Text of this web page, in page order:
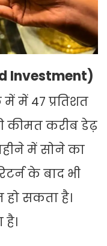
Investment)
में 47 प्रतिशत
कीमत करीब डेढ़
में सोने का
के बाद भी
हो सकता है।